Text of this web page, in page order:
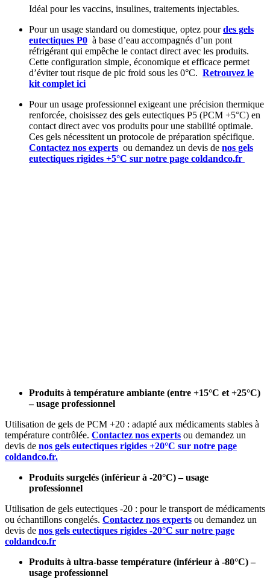
Idéal pour les vaccins, insulines, traitements injectables.
Pour un usage standard ou domestique, optez pourdes gels
eutectiques P0 à base d’eau accompagnés d’un pont
réfrigérant qui empêche le contact direct avec les produits.
Cette configuration simple, économique et efficace permet
d’éviter tout risque de pic froid sous les 0°C. Retrouvez le
kit complet ici
Pour un usage professionnel exigeant une précision thermique
renforcée, choisissez des gels eutectiques P5 (PCM +5°C) en
contact direct avec vos produits pour une stabilité optimale.
Ces gels nécessitent un protocole de préparation spécifique.
Contactez nos experts ou demandez un devis de nos gels
eutectiques rigides +5°C sur notre page coldandco.fr
Produits à température ambiante (entre +15°C et +25°C)
– usage professionnel
Utilisation de gels de PCM +20 : adapté aux médicaments stables à
température contrôlée. Contactez nos experts ou demandez un
devis de nos gels eutectiques rigides +20°C sur notre page
coldandco.fr.
Produits surgelés (inférieur à -20°C) – usage
professionnel
Utilisation de gels eutectiques -20 : pour le transport de médicaments
ou échantillons congelés. Contactez nos experts ou demandez un
devis de nos gels eutectiques rigides -20°C sur notre page
coldandco.fr
Produits à ultra-basse température (inférieur à -80°C) –
usage professionnel